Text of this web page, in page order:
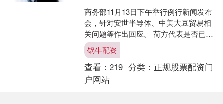
商务部11月13日下午举行例行新闻发布
会，针对安世半导体、中美大豆贸易相
关问题等作出回应。 荷方代表是否已来
华磋商安世半导体问题？商务部回应 有
媒体提问称，近日....
锅牛配资
查看： 219 分类： 正规股票配资门
户网站